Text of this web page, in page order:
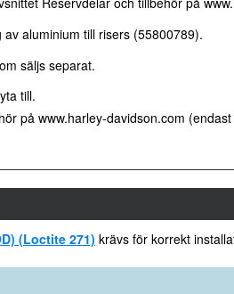
aluminium till risers (55800789).
säljs separat.
till.
på www.harley-davidson.com
(Loctite 271) krävs för korrekt